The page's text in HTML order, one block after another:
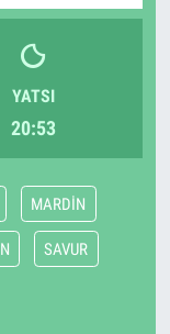
YATSI
20:53
MARDİN
SAVUR